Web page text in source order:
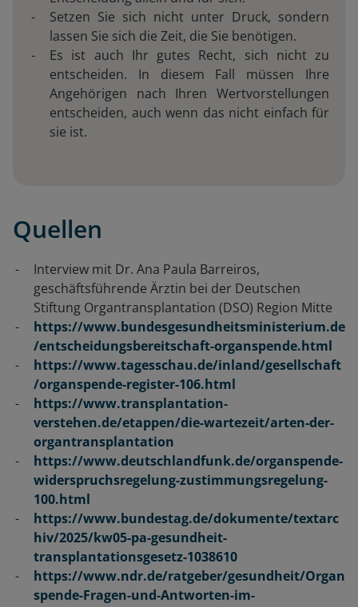
Setzen Sie sich nicht unter Druck, sondern
lassen Sie sich die Zeit, die Sie benötigen.
Es ist auch Ihr gutes Recht, sich nicht zu
entscheiden. In diesem Fall müssen Ihre
Angehörigen nach Ihren Wertvorstellungen
entscheiden, auch wenn das nicht einfach für
sie ist.
Quellen
Interview mit Dr. Ana Paula Barreiros,
geschäftsführende Ärztin bei der Deutschen
Stiftung Organtransplantation (DSO) Region Mitte
https://www.bundesgesundheitsministerium.de
/entscheidungsbereitschaft-organspende.html
https://www.tagesschau.de/inland/gesellschaft
/organspende-register-106.html
https://www.transplantation-
verstehen.de/etappen/die-wartezeit/arten-der-
organtransplantation
https://www.deutschlandfunk.de/organspende-
widerspruchsregelung-zustimmungsregelung-
100.html
https://www.bundestag.de/dokumente/textarc
hiv/2025/kw05-pa-gesundheit-
transplantationsgesetz-1038610
https://www.ndr.de/ratgeber/gesundheit/Organ
spende-Fragen-und-Antworten-im-